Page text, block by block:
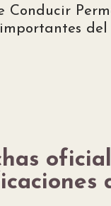
Conducir
del